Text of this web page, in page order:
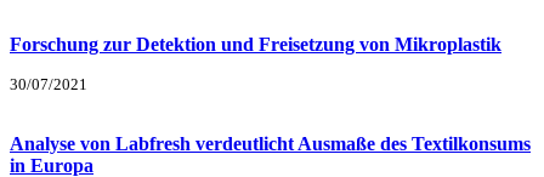
Forschung zur Detektion und Freisetzung von Mikroplastik
30/07/2021
Analyse von Labfresh verdeutlicht Ausmaße des Textilkonsums
in Europa